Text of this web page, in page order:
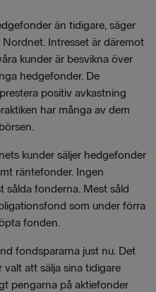
än tidigare, säger
Intresset är däremot
kunder är besvikna över
hedgefonder. De
positiv avkastning
har många av dem
kunder säljer hedgefonder
räntefonder. Ingen
sålda fonderna. Mest såld
som under förra
fonden.
fondspararna just nu. Det
att sälja sina tidigare
pengarna på aktiefonder